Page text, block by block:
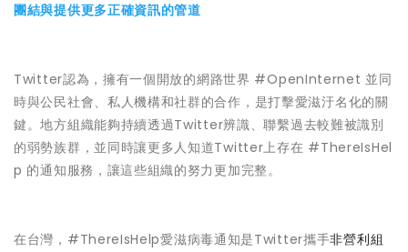
團結與提供更多正確資訊的管道
Twitter認為，擁有一個開放的網路世界 #OpenInternet 並同
時與公民社會、私人機構和社群的合作，是打擊愛滋汙名化的關
鍵。地方組織能夠持續透過Twitter辨識、聯繫過去較難被識別
的弱勢族群，並同時讓更多人知道Twitter上存在 #ThereIsHel
p 的通知服務，讓這些組織的努力更加完整。
在台灣，#ThereIsHelp愛滋病毒通知是Twitter攜手非營利組